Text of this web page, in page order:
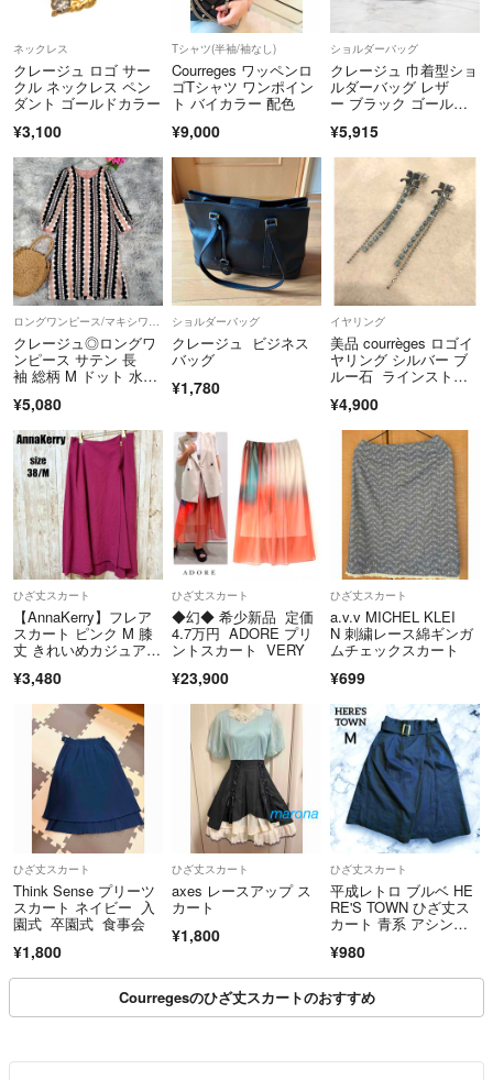
ネックレス
クレージュ ロゴ サー
クル ネックレス ペン
ダント ゴールドカラー
¥3,100
Tシャツ(半袖/袖なし)
Courreges ワッペンロ
ゴTシャツ ワンポイン
ト バイカラー 配色
¥9,000
ショルダーバッグ
クレージュ 巾着型ショ
ルダーバッグ レザ
ー ブラック ゴールド
¥5,915
ロングワンピース/マキシワンピース
クレージュ◎ロングワ
ンピース サテン 長
袖 総柄 M ドット 水
¥5,080
ショルダーバッグ
クレージュ ビジネス
バッグ
¥1,780
イヤリング
美品 courrèges ロゴイ
ヤリング シルバー ブ
ルー石 ラインストー
¥4,900
ひざ丈スカート
【AnnaKerry】フレア
スカート ピンク M 膝
丈 きれいめカジュア
¥3,480
ひざ丈スカート
◆幻◆ 希少新品 定価
4.7万円 ADORE プリ
ントスカート VERY
¥23,900
ひざ丈スカート
a.v.v MICHEL KLEI
N 刺繍レース綿ギンガ
ムチェックスカート
¥699
ひざ丈スカート
Think Sense プリーツ
スカート ネイビー 入
園式 卒園式 食事会
¥1,800
ひざ丈スカート
axes レースアップ ス
カート
¥1,800
ひざ丈スカート
平成レトロ ブルベ HE
RE'S TOWN ひざ丈ス
カート 青系 アシンメ
¥980
Courregesのひざ丈スカートのおすすめ